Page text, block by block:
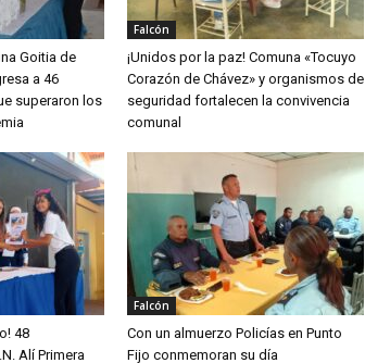
Goitia de
a 46
superaron los
Falcón
¡Unidos por la paz! Comuna «Tocuyo
Corazón de Chávez» y organismos de
seguridad fortalecen la convivencia
comunal
48
Alí Primera
Falcón
Con un almuerzo Policías en Punto
Fijo conmemoran su día